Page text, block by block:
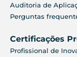
Auditoria de
Perguntas
Certificações
Profissional de